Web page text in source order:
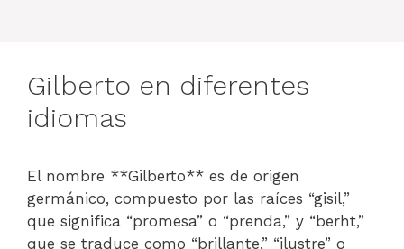
Gilberto en diferentes
idiomas
El nombre **Gilberto** es de origen
germánico, compuesto por las raíces “gisil,”
que significa “promesa” o “prenda,” y “berht,”
que se traduce como “brillante,” “ilustre” o